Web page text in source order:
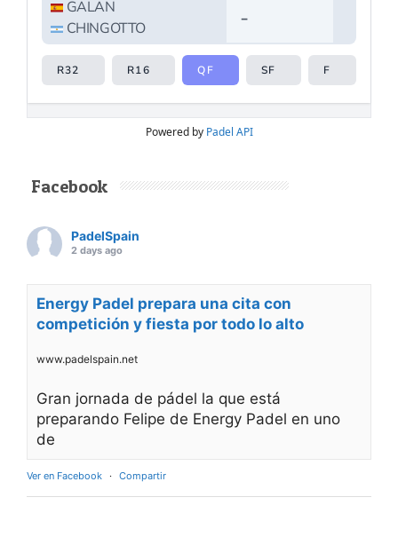
Powered by Padel API
Facebook
PadelSpain
2 days ago
Energy Padel prepara una cita con
competición y fiesta por todo lo alto
www.padelspain.net
Gran jornada de pádel la que está
preparando Felipe de Energy Padel en uno
de
Ver en Facebook · Compartir